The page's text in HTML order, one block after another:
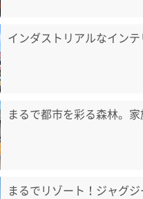
インダストリアルなイン
まるで都市を彩る森林。
まるでリゾート！ジャグ